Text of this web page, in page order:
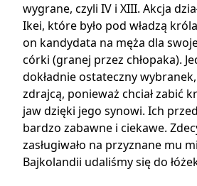
wygrane, czyli IV i XIII. Akcja
Ikei, które było pod władzą
on kandydata na męża dla
córki (granej przez chłopaka).
dokładnie ostateczny wybranek,
zdrajcą, ponieważ chciał zabić
jaw dzięki jego synowi. Ich
bardzo zabawne i ciekawe.
zasługiwało na przyznane mu
Bajkolandii udaliśmy się do